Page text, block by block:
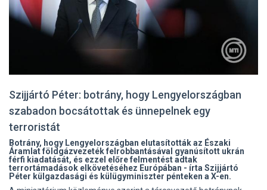
Szijjártó Péter: botrány, hogy Lengyelországban
szabadon bocsátottak és ünnepelnek egy
terroristát
Botrány, hogy Lengyelországban elutasították az Északi
Áramlat földgázvezeték felrobbantásával gyanúsított ukrán
férfi kiadatását, és ezzel előre felmentést adtak
terrortámadások elkövetéséhez Európában - írta Szijjártó
Péter külgazdasági és külügyminiszter pénteken a X-en.